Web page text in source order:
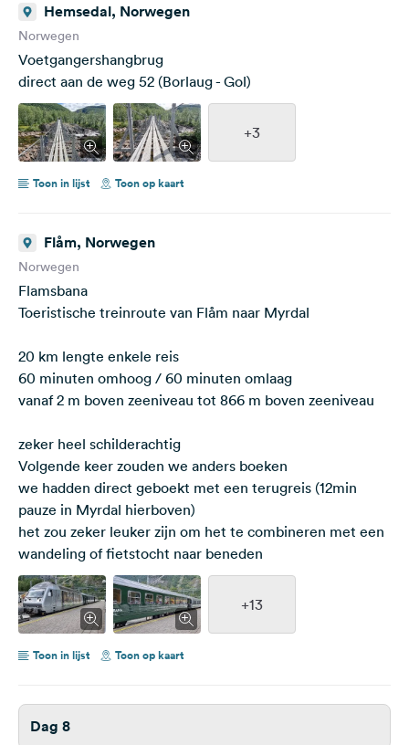
Hemsedal, Norwegen
Norwegen
Voetgangershangbrug
direct aan de weg 52 (Borlaug - Gol)
+3
Toon in lijst Toon op kaart
Flåm, Norwegen
Norwegen
Flamsbana
Toeristische treinroute van Flåm naar Myrdal
20 km lengte enkele reis
60 minuten omhoog / 60 minuten omlaag
vanaf 2 m boven zeeniveau tot 866 m boven zeeniveau
zeker heel schilderachtig
Volgende keer zouden we anders boeken
we hadden direct geboekt met een terugreis (12min
pauze in Myrdal hierboven)
het zou zeker leuker zijn om het te combineren met een
wandeling of fietstocht naar beneden
+13
Toon in lijst Toon op kaart
Dag 8